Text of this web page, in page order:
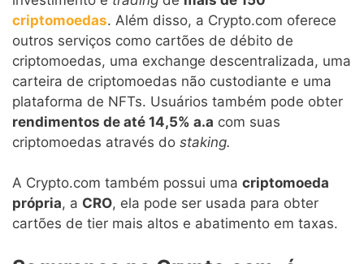
criptomoedas. Além disso, a Crypto.com oferece
outros serviços como cartões de débito de
criptomoedas, uma exchange descentralizada, uma
carteira de criptomoedas não custodiante e uma
plataforma de NFTs. Usuários também pode obter
rendimentos de até 14,5% a.a com suas
criptomoedas através do staking.
A Crypto.com também possui uma criptomoeda
própria, a CRO, ela pode ser usada para obter
cartões de tier mais altos e abatimento em taxas.